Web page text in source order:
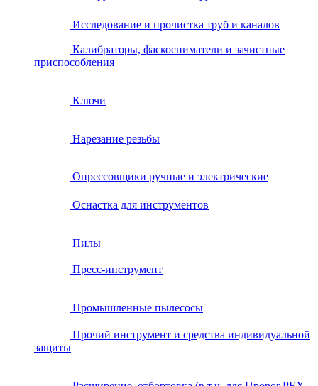
Исследование и прочистка труб и каналов
Калибраторы, фаскосниматели и зачистные
приспособления
Ключи
Нарезание резьбы
Опрессовщики ручные и электрические
Оснастка для инструментов
Пилы
Пресс-инструмент
Промышленные пылесосы
Прочий инструмент и средства индивидуальной
защиты